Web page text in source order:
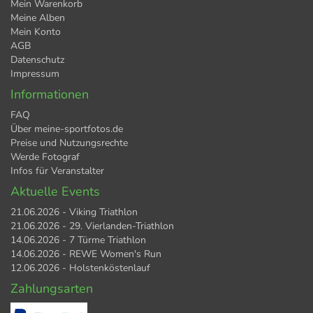
Mein Warenkorb
Meine Alben
Mein Konto
AGB
Datenschutz
Impressum
Informationen
FAQ
Über meine-sportfotos.de
Preise und Nutzungsrechte
Werde Fotograf
Infos für Veranstalter
Aktuelle Events
21.06.2026 - Viking Triathlon
21.06.2026 - 29. Vierlanden-Triathlon
14.06.2026 - 7 Türme Triathlon
14.06.2026 - REWE Women's Run
12.06.2026 - Holstenköstenlauf
Zahlungsarten